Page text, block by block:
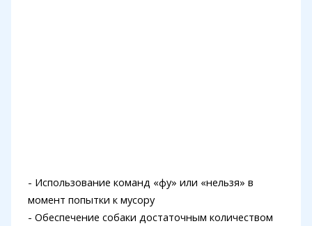
- Использование команд «фу» или «нельзя» в
момент попытки к мусору
- Обеспечение собаки достаточным количеством